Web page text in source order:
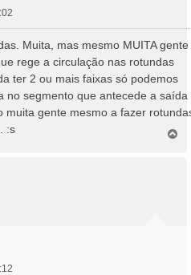
Muita, mas mesmo MUITA gente
rege a circulação nas rotundas
ter 2 ou mais faixas só podemos
no segmento que antecede a saída
muita gente mesmo a fazer
:s